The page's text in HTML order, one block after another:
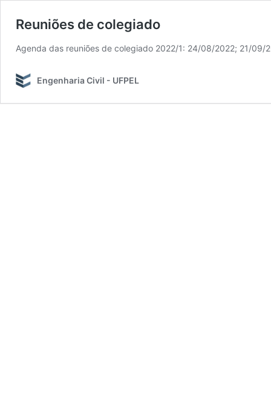
Reuniões de colegiado
Agenda das reuniões de colegiado 2022/1: 24/08/2022; 21/09/
Engenharia Civil - UFPEL